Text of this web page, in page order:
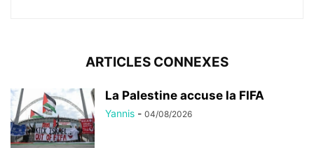
ARTICLES CONNEXES
La Palestine accuse la FIFA
Yannis - 04/08/2026